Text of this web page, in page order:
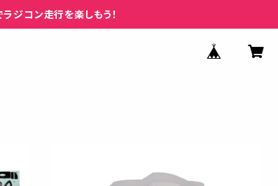
ジコン走行を楽しもう！